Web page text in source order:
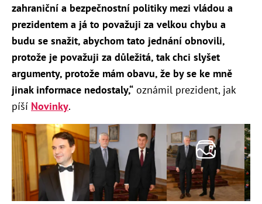
zahraniční a bezpečnostní politiky mezi vládou a
prezidentem a já to považuji za velkou chybu a
budu se snažit, abychom tato jednání obnovili,
protože je považuji za důležitá, tak chci slyšet
argumenty, protože mám obavu, že by se ke mně
jinak informace nedostaly,“ oznámil prezident, jak
píší Novinky.